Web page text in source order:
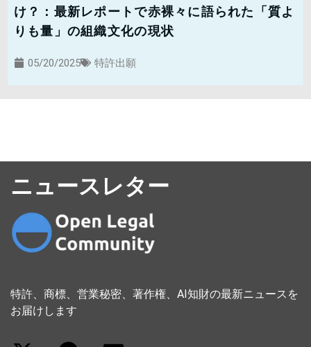
け？：最新レポートで赤裸々に語られた「質よ
りも量」の組織文化の現状
05/20/2025 特許出願
ニュースレター
特許、商標、営業秘密、著作権、AI知財の最新ニュースを
お届けします